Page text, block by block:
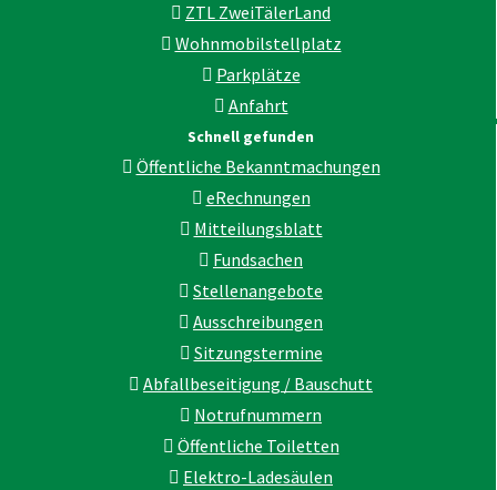
ZTL ZweiTälerLand
Wohnmobilstellplatz
Parkplätze
Anfahrt
Schnell gefunden
Öffentliche Bekanntmachungen
eRechnungen
Mitteilungsblatt
Fundsachen
Stellenangebote
Ausschreibungen
Sitzungstermine
Abfallbeseitigung / Bauschutt
Notrufnummern
Öffentliche Toiletten
Elektro-Ladesäulen